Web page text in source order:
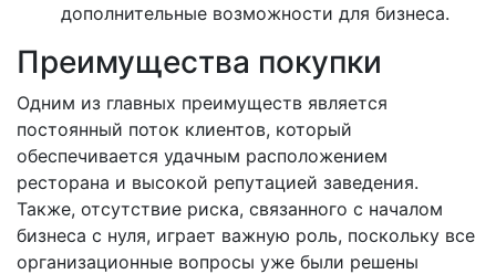
дополнительные возможности для бизнеса.
Преимущества покупки
Одним из главных преимуществ является
постоянный поток клиентов, который
обеспечивается удачным расположением
ресторана и высокой репутацией заведения.
Также, отсутствие риска, связанного с началом
бизнеса с нуля, играет важную роль, поскольку все
организационные вопросы уже были решены